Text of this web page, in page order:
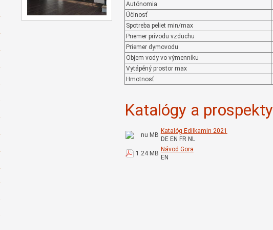
Autónomia
Účinosť
Spotreba peliet min/max
Priemer prívodu vzduchu
Priemer dymovodu
Objem vody vo výmenníku
Vytápěný prostor max
Hmotnosť
Katalógy a prospekty
nu MB
Katalóg Edilkamin 2021
DE EN FR NL
1.24 MB
Návod Gora
EN